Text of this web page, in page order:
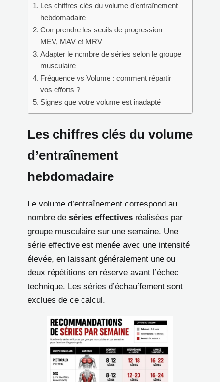
Les chiffres clés du volume d’entraînement
hebdomadaire
Comprendre les seuils de progression :
MEV, MAV et MRV
Adapter le nombre de séries selon le groupe
musculaire
Fréquence vs Volume : comment répartir
vos efforts ?
Signes que votre volume est inadapté
Les chiffres clés du volume
d’entraînement
hebdomadaire
Le volume d’entraînement correspond au
nombre de séries effectives réalisées par
groupe musculaire sur une semaine. Une
série effective est menée avec une intensité
élevée, en laissant généralement une ou
deux répétitions en réserve avant l’échec
technique. Les séries d’échauffement sont
exclues de ce calcul.